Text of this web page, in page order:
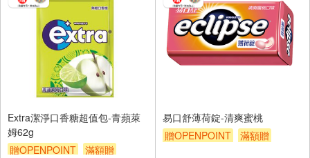
Extra潔淨口香糖超值包-青蘋萊
姆62g
贈OPENPOINT
滿額贈
易口舒薄荷錠-清爽蜜桃
贈OPENPOINT
滿額贈